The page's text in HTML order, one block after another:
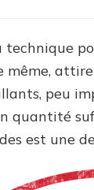
technique
même,
peu
quantité
est une